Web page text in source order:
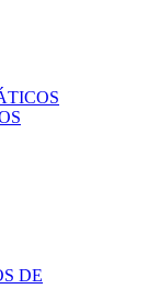
DE